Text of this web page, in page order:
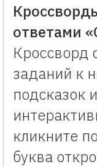
ответами
Кроссворд
заданий к
подсказок
кликните
буква